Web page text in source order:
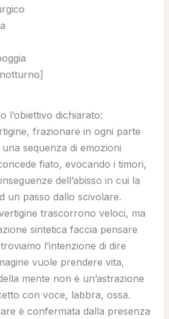
l’obiettivo dichiarato:
frazionare in ogni parte
sequenza di emozioni
fiato, evocando i timori,
dell’abisso in cui la
un passo dallo scivolare.
trascorrono veloci, ma
sintetica faccia pensare
l’intenzione di dire
vuole prendere vita,
mente non è un’astrazione
con voce, labbra, ossa.
è confermata dalla presenza